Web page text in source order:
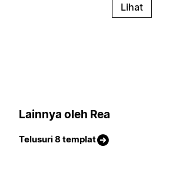
Lihat
Lainnya oleh Rea
Telusuri 8 templat